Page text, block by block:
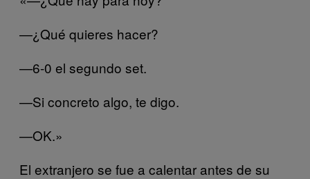
—¿Qué quieres hacer?
—6-0 el segundo set.
—Si concreto algo, te digo.
—OK.»
El extranjero se fue a calentar antes de su